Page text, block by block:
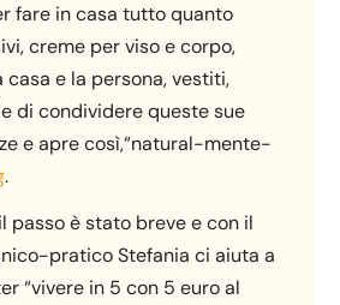
fare in casa tutto quanto
creme per viso e corpo,
e la persona, vestiti,
di condividere queste sue
e apre così,“natural-mente-
.
passo è stato breve e con il
pratico Stefania ci aiuta a
“vivere in 5 con 5 euro al